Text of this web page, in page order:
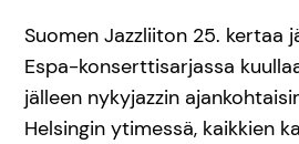
Suomen Jazzliiton 25. kertaa
Espa-konserttisarjassa
jälleen nykyjazzin
Helsingin ytimessä, kaikkien